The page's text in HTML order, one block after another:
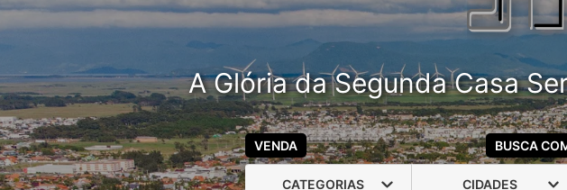
A Glória da Segunda Casa
VENDA BUSCA
CATEGORIAS CIDADES